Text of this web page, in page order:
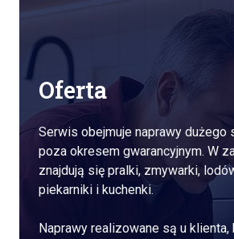
Oferta
Serwis obejmuje naprawy dużego
poza okresem gwarancyjnym. W
znajdują się pralki, zmywarki,
piekarniki i kuchenki.
Naprawy realizowane są u